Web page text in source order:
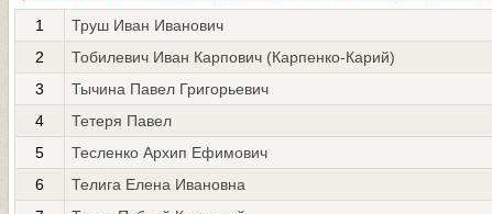
1
Труш Иван Иванович
2
Тобилевич Иван Карпович (Карпенко-Карий)
3
Тычина Павел Григорьевич
4
Тетеря Павел
5
Тесленко Архип Ефимович
6
Телига Елена Ивановна